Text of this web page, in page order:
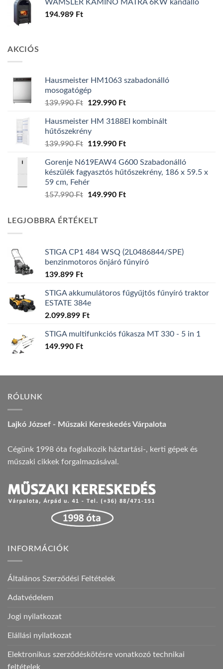
WAMSLER KAMINO MÁTRA 6KW kandalló
194.989 Ft
AKCIÓS
Hausmeister HM1063 szabadonálló
mosogatógép
139.990Ft
Original
was:
139.990 Ft.
129.990 FtCurrent
is:
Hausmeister HM 3188EI kombinált
hűtőszekrény
139.990Ft
Original
was:
139.990 Ft.
119.990 FtCurrent
is:
119.990 Ft.
Gorenje N619EAW4 G600 Szabadonálló
készülék fagyasztós hűtőszekrény, 186 x 59.5 x
59 cm, Fehér
157.990Ft
Original
157.990 Ft.
149.990 FtCurrent
LEGJOBBRA ÉRTÉKELT
STIGA CP1 484 WSQ (2L0486844/SPE)
benzinmotoros önjáró fűnyíró
139.899 Ft
STIGA akkumulátoros fűgyűjtős fűnyíró traktor
ESTATE 384e
2.099.899 Ft
STIGA multifunkciós fűkasza MT 330 - 5 in 1
149.990 Ft
RÓLUNK
Lajkó József - Műszaki Kereskedés Várpalota
Cégünk 1998 óta foglalkozik háztartási-, kerti gépek és
műszaki cikkek forgalmazásával.
INFORMÁCIÓK
Általános Szerződési Feltételek
Adatvédelem
Jogi nyilatkozat
Elállási nyilatkozat
Elektronikus szerződéskötésre vonatkozó technikai
feltételek